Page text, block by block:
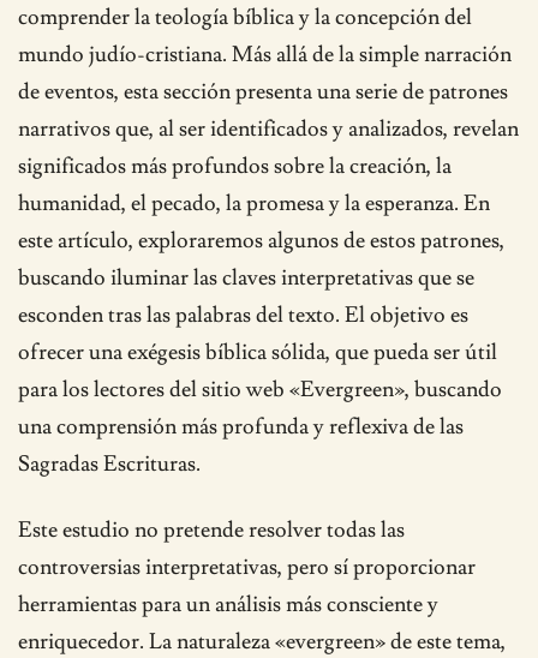
comprender la teología bíblica y la concepción del
mundo judío-cristiana. Más allá de la simple narración
de eventos, esta sección presenta una serie de patrones
narrativos que, al ser identificados y analizados, revelan
significados más profundos sobre la creación, la
humanidad, el pecado, la promesa y la esperanza. En
este artículo, exploraremos algunos de estos patrones,
buscando iluminar las claves interpretativas que se
esconden tras las palabras del texto. El objetivo es
ofrecer una exégesis bíblica sólida, que pueda ser útil
para los lectores del sitio web «Evergreen», buscando
una comprensión más profunda y reflexiva de las
Sagradas Escrituras.
Este estudio no pretende resolver todas las
controversias interpretativas, pero sí proporcionar
herramientas para un análisis más consciente y
enriquecedor. La naturaleza «evergreen» de este tema,